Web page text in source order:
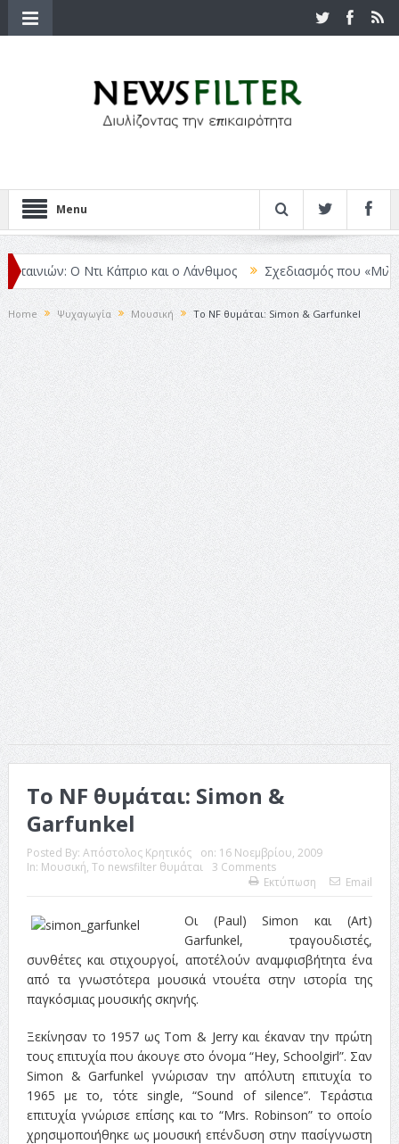
Menu
Ο Ντι Κάπριο και ο Λάνθιμος Σχεδιασμός που «Μιλάει»
Home Ψυχαγωγία Μουσική Το NF θυμάται: Simon & Garfunkel
Το NF θυμάται: Simon &
Garfunkel
Posted By: Απόστολος Κρητικός on: 16 Νοεμβρίου, 2009
In: Μουσική, Το newsfilter θυμάται
3 Comments
Εκτύπωση
Email
Οι (Paul) Simon και (Art)
Garfunkel, τραγουδιστές,
συνθέτες και στιχουργοί, αποτέλούν αναμφισβήτητα ένα
από τα γνωστότερα μουσικά ντουέτα στην ιστορία της
παγκόσμιας μουσικής σκηνής.
Ξεκίνησαν το 1957 ως Tom & Jerry και έκαναν την πρώτη
τους επιτυχία που άκουγε στο όνομα “Hey, Schoolgirl”. Σαν
Simon & Garfunkel γνώρισαν την απόλυτη επιτυχία το
1965 με το, τότε single, “Sound of silence”. Τεράστια
επιτυχία γνώρισε επίσης και το “Mrs. Robinson” το οποίο
χρησιμοποιήθηκε ως μουσική επένδυση στην πασίγνωστη